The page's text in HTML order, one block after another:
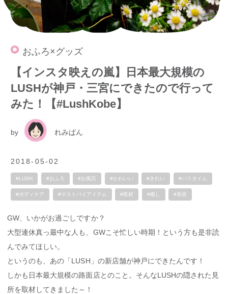
おふろ×グッズ
【インスタ映えの嵐】日本最大規模の
LUSHが神戸・三宮にできたので行って
みた！【#LushKobe】
by れみぱん
2018-05-02
#LUSH #おふろ #お風呂 #かわいい #きれい #バスタイム
#ボディケア #マストバイアイテム #取材 #癒し #美容
GW、いかがお過ごしですか？
大型連休真っ最中な人も、GWこそ忙しい時期！という方も是非読
んでみてほしい。
というのも、あの「LUSH」の新店舗が神戸にできたんです！
しかも日本最大規模の路面店とのこと。そんなLUSHの隠された見
所を取材してきました～！